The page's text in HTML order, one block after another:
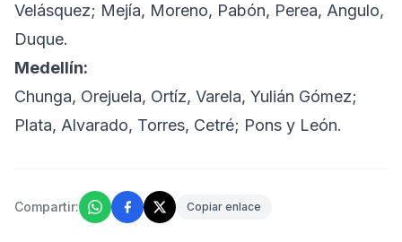
Velásquez; Mejía, Moreno, Pabón, Perea, Angulo,
Duque.
Medellín:
Chunga, Orejuela, Ortíz, Varela, Yulián Gómez;
Plata, Alvarado, Torres, Cetré; Pons y León.
Compartir: Copiar enlace